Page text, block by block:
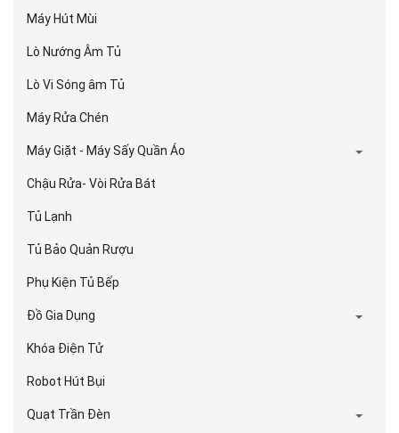
Máy Hút Mùi
Lò Nướng Âm Tủ
Lò Vi Sóng âm Tủ
Máy Rửa Chén
Máy Giặt - Máy Sấy Quần Áo
Chậu Rửa- Vòi Rửa Bát
Tủ Lạnh
Tủ Bảo Quản Rượu
Phụ Kiện Tủ Bếp
Đồ Gia Dụng
Khóa Điện Tử
Robot Hút Bụi
Quạt Trần Đèn